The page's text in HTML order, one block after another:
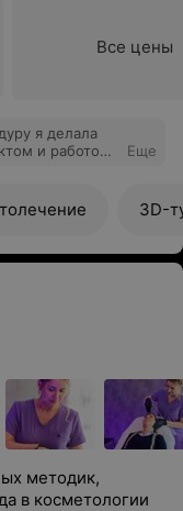
Все цены
я делала
и работой
работ! С
красоте!)
Еще
3D-
методик,
в косметологии